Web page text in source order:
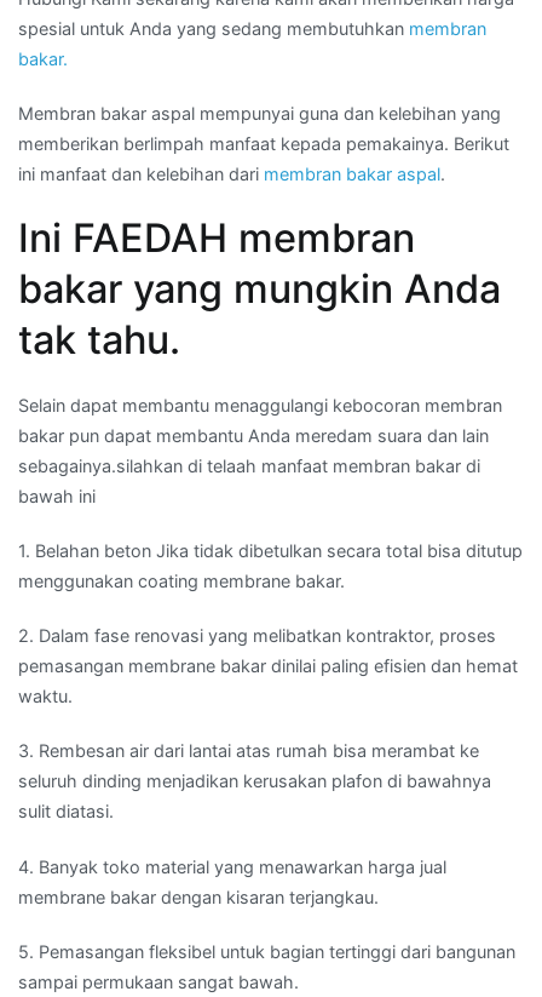
spesial untuk Anda yang sedang membutuhkan membran
bakar.
Membran bakar aspal mempunyai guna dan kelebihan yang
memberikan berlimpah manfaat kepada pemakainya. Berikut
ini manfaat dan kelebihan dari membran bakar aspal.
Ini FAEDAH membran
bakar yang mungkin Anda
tak tahu.
Selain dapat membantu menaggulangi kebocoran membran
bakar pun dapat membantu Anda meredam suara dan lain
sebagainya.silahkan di telaah manfaat membran bakar di
bawah ini
1. Belahan beton Jika tidak dibetulkan secara total bisa ditutup
menggunakan coating membrane bakar.
2. Dalam fase renovasi yang melibatkan kontraktor, proses
pemasangan membrane bakar dinilai paling efisien dan hemat
waktu.
3. Rembesan air dari lantai atas rumah bisa merambat ke
seluruh dinding menjadikan kerusakan plafon di bawahnya
sulit diatasi.
4. Banyak toko material yang menawarkan harga jual
membrane bakar dengan kisaran terjangkau.
5. Pemasangan fleksibel untuk bagian tertinggi dari bangunan
sampai permukaan sangat bawah.